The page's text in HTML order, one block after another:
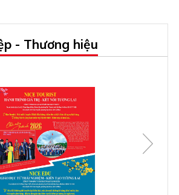
- Thương hiệu